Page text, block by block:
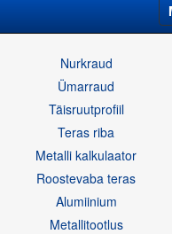
Nurkraud
Ümarraud
Täisruutprofiil
Teras riba
Metalli kalkulaator
Roostevaba teras
Alumiinium
Metallitootlus